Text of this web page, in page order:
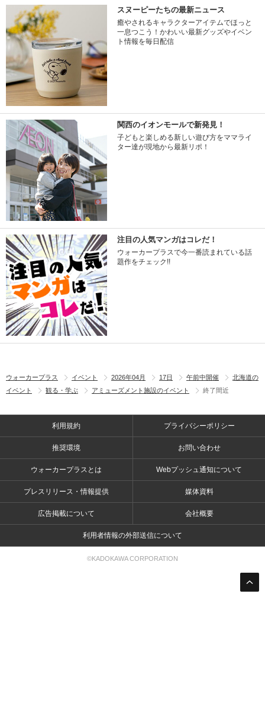
スヌーピーたちの最新ニュース
癒やされるキャラクターアイテムでほっと
一息つこう！かわいい最新グッズやイベン
ト情報を毎日配信
関西のイオンモールで新発見！
子どもと楽しめる新しい遊び方をママライ
ター達が現地から最新リポ！
注目の人気マンガはコレだ！
ウォーカープラスで今一番読まれている話
題作をチェック!!
ウォーカープラス イベント 2026年04月 17日 午前中開催
北海道の
イベント
観る・学ぶ アミューズメント施設のイベント 終了間近
利用規約 プライバシーポリシー
推奨環境 お問い合わせ
ウォーカープラスとは Webプッシュ通知について
プレスリリース・情報提供 媒体資料
広告掲載について 会社概要
利用者情報の外部送信について
©KADOKAWA CORPORATION